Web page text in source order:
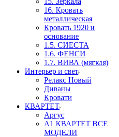
16. Кровать
металлическая
Кровать 1920 и
основание
1.5. СИЕСТА
1.6. ФЕНСИ
1.7. ВИВА (мягкая)
Интерьер и свет
Релакс Новый
Диваны
Кровати
КВАРТЕТ
Аргус
А1 КВАРТЕТ ВСЕ
МОДЕЛИ